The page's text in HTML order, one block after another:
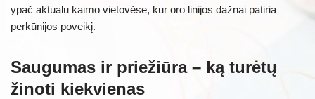
ypač aktualu kaimo vietovėse, kur oro linijos dažnai patiria
perkūnijos poveikį.
Saugumas ir priežiūra – ką turėtų
žinoti kiekvienas